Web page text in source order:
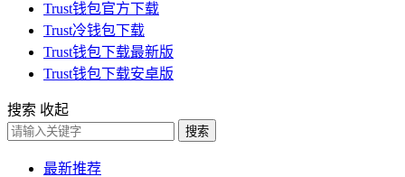
Trust钱包官方下载
Trust冷钱包下载
Trust钱包下载最新版
Trust钱包下载安卓版
搜索 收起
搜索
最新推荐